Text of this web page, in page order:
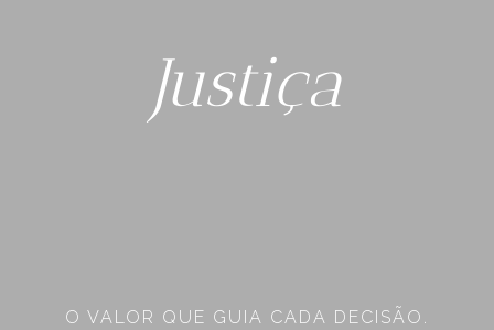
Justiça
O VALOR QUE GUIA CADA DECISÃO.